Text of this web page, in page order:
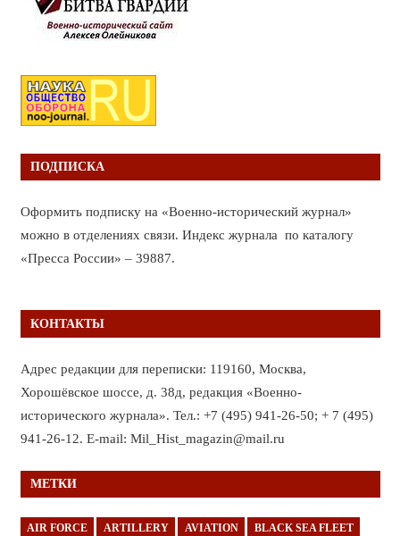
ПОДПИСКА
Оформить подписку на «Военно-исторический журнал»
можно в отделениях связи. Индекс журнала по каталогу
«Пресса России» – 39887.
КОНТАКТЫ
Адрес редакции для переписки: 119160, Москва,
Хорошёвское шоссе, д. 38д, редакция «Военно-
исторического журнала». Тел.: +7 (495) 941-26-50; + 7 (495)
941-26-12. E-mail: Mil_Hist_magazin@mail.ru
МЕТКИ
AIR FORCE ARTILLERY AVIATION BLACK SEA FLEET